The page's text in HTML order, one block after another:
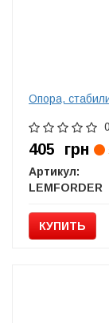
Опора,
405 грн
Артикул:
LEMFORDER
КУПИТЬ